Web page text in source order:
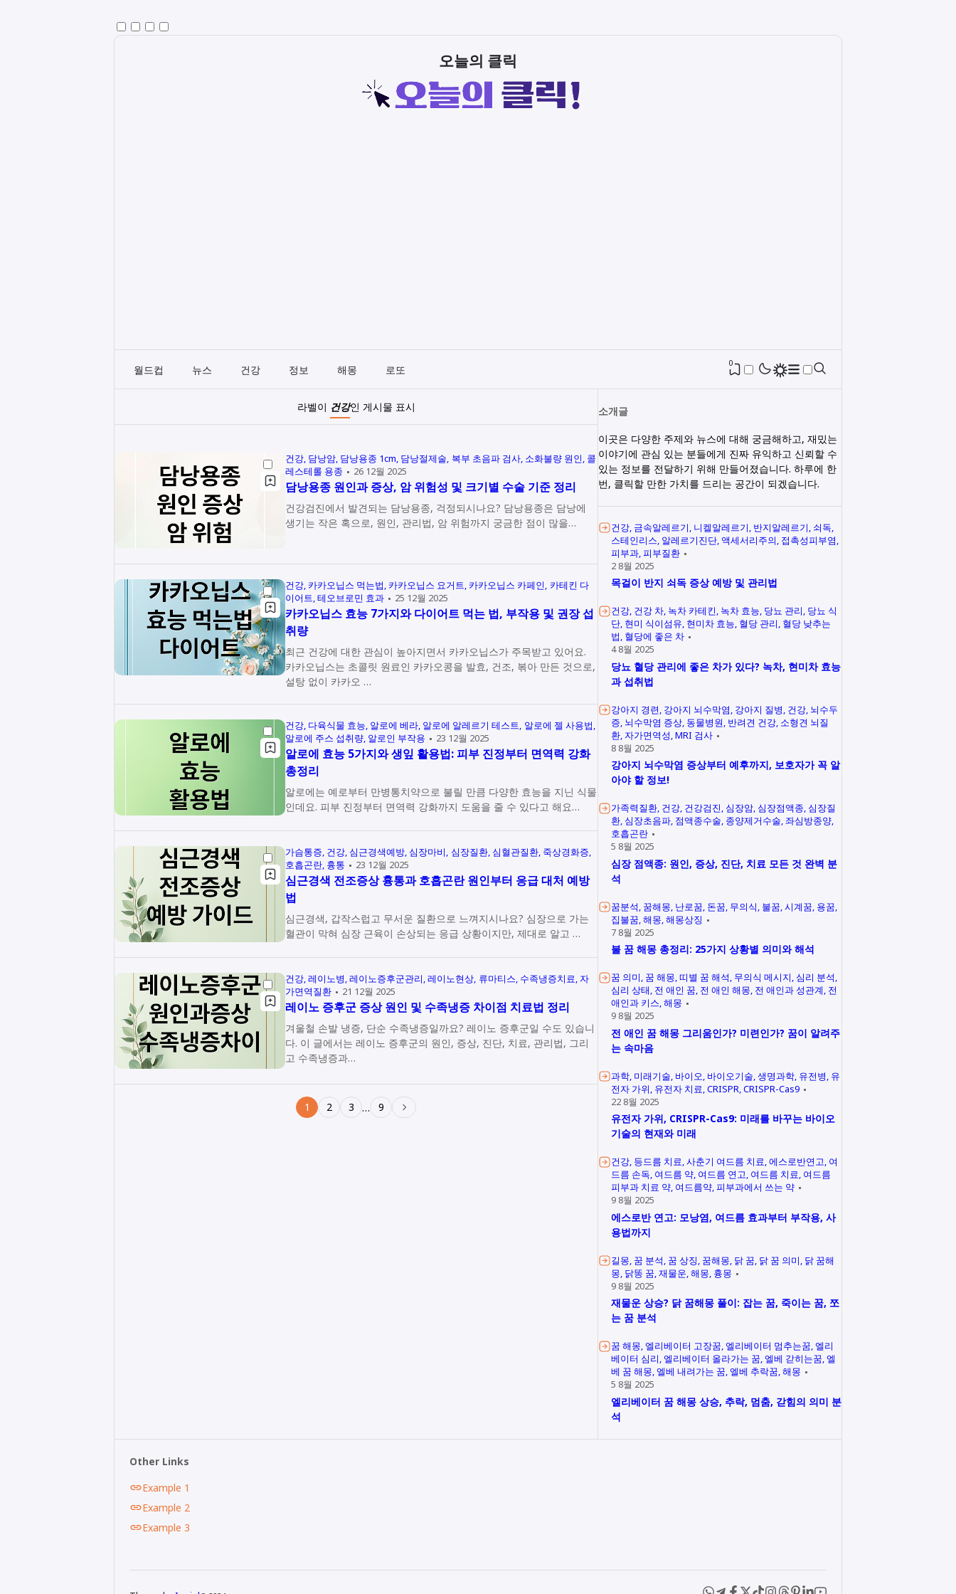
오늘의 클릭
월드컵 뉴스 건강 정보 해몽 로또
0
라벨이 건강인 게시물 표시
건강 담낭암 담낭용종 1cm 담낭절제술 복부 초음파 검사 소화불량 원인 콜
레스테롤 용종
26 12월 2025
담낭용종 원인과 증상, 암 위험성 및 크기별 수술 기준 정리
건강검진에서 발견되는 담낭용종, 걱정되시나요? 담낭용종은 담낭에
생기는 작은 혹으로, 원인, 관리법, 암 위험까지 궁금한 점이 많을…
건강 카카오닙스 먹는법 카카오닙스 요거트 카카오닙스 카페인 카테킨 다
이어트 테오브로민 효과 25 12월 2025
카카오닙스 효능 7가지와 다이어트 먹는 법, 부작용 및 권장 섭
취량
최근 건강에 대한 관심이 높아지면서 카카오닙스가 주목받고 있어요.
카카오닙스는 초콜릿 원료인 카카오콩을 발효, 건조, 볶아 만든 것으로,
설탕 없이 카카오 …
건강 다육식물 효능 알로에 베라 알로에 알레르기 테스트 알로에 젤 사용법
알로에 주스 섭취량 알로인 부작용 23 12월 2025
알로에 효능 5가지와 생잎 활용법: 피부 진정부터 면역력 강화
총정리
알로에는 예로부터 만병통치약으로 불릴 만큼 다양한 효능을 지닌 식물
인데요. 피부 진정부터 면역력 강화까지 도움을 줄 수 있다고 해요…
가슴통증 건강 심근경색예방 심장마비 심장질환 심혈관질환 죽상경화증
호흡곤란 흉통 23 12월 2025
심근경색 전조증상 흉통과 호흡곤란 원인부터 응급 대처 예방
법
심근경색, 갑작스럽고 무서운 질환으로 느껴지시나요? 심장으로 가는
혈관이 막혀 심장 근육이 손상되는 응급 상황이지만, 제대로 알고 …
건강 레이노병 레이노증후군관리 레이노현상 류마티스 수족냉증치료 자
가면역질환
21 12월 2025
레이노 증후군 증상 원인 및 수족냉증 차이점 치료법 정리
겨울철 손발 냉증, 단순 수족냉증일까요? 레이노 증후군일 수도 있습니
다. 이 글에서는 레이노 증후군의 원인, 증상, 진단, 치료, 관리법, 그리
고 수족냉증과…
1 2 3 … 9
소개글
이곳은 다양한 주제와 뉴스에 대해 궁금해하고, 재밌는
이야기에 관심 있는 분들에게 진짜 유익하고 신뢰할 수
있는 정보를 전달하기 위해 만들어졌습니다. 하루에 한
번, 클릭할 만한 가치를 드리는 공간이 되겠습니다.
건강 금속알레르기 니켈알레르기 반지알레르기 쇠독
스테인리스 알레르기진단 액세서리주의 접촉성피부염
피부과 피부질환
2 8월 2025
목걸이 반지 쇠독 증상 예방 및 관리법
건강 건강 차 녹차 카테킨 녹차 효능 당뇨 관리 당뇨 식
단 현미 식이섬유 현미차 효능 혈당 관리 혈당 낮추는
법 혈당에 좋은 차
4 8월 2025
당뇨 혈당 관리에 좋은 차가 있다? 녹차, 현미차 효능
과 섭취법
강아지 경련 강아지 뇌수막염 강아지 질병 건강 뇌수두
증 뇌수막염 증상 동물병원 반려견 건강 소형견 뇌질
환 자가면역성 MRI 검사
8 8월 2025
강아지 뇌수막염 증상부터 예후까지, 보호자가 꼭 알
아야 할 정보!
가족력질환 건강 건강검진 심장암 심장점액종 심장질
환 심장초음파 점액종수술 종양제거수술 좌심방종양
호흡곤란
5 8월 2025
심장 점액종: 원인, 증상, 진단, 치료 모든 것 완벽 분
석
꿈분석 꿈해몽 난로꿈 돈꿈 무의식 불꿈 시계꿈 용꿈
집불꿈 해몽 해몽상징
7 8월 2025
불 꿈 해몽 총정리: 25가지 상황별 의미와 해석
꿈 의미 꿈 해몽 띠별 꿈 해석 무의식 메시지 심리 분석
심리 상태 전 애인 꿈 전 애인 해몽 전 애인과 성관계 전
애인과 키스 해몽
9 8월 2025
전 애인 꿈 해몽 그리움인가? 미련인가? 꿈이 알려주
는 속마음
과학 미래기술 바이오 바이오기술 생명과학 유전병 유
전자 가위 유전자 치료 CRISPR CRISPR-Cas9
22 8월 2025
유전자 가위, CRISPR-Cas9: 미래를 바꾸는 바이오
기술의 현재와 미래
건강 등드름 치료 사춘기 여드름 치료 에스로반연고 여
드름 손독 여드름 약 여드름 연고 여드름 치료 여드름
피부과 치료 약 여드름약 피부과에서 쓰는 약
9 8월 2025
에스로반 연고: 모낭염, 여드름 효과부터 부작용, 사
용법까지
길몽 꿈 분석 꿈 상징 꿈해몽 닭 꿈 닭 꿈 의미 닭 꿈해
몽 닭똥 꿈 재물운 해몽 흉몽
9 8월 2025
재물운 상승? 닭 꿈해몽 풀이: 잡는 꿈, 죽이는 꿈, 쪼
는 꿈 분석
꿈 해몽 엘리베이터 고장꿈 엘리베이터 멈추는꿈 엘리
베이터 심리 엘리베이터 올라가는 꿈 엘베 갇히는꿈 엘
베 꿈 해몽 엘베 내려가는 꿈 엘베 추락꿈 해몽
5 8월 2025
엘리베이터 꿈 해몽 상승, 추락, 멈춤, 갇힘의 의미 분
석
Other Links
Example 1
Example 2
Example 3